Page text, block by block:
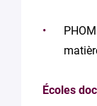
Écoles